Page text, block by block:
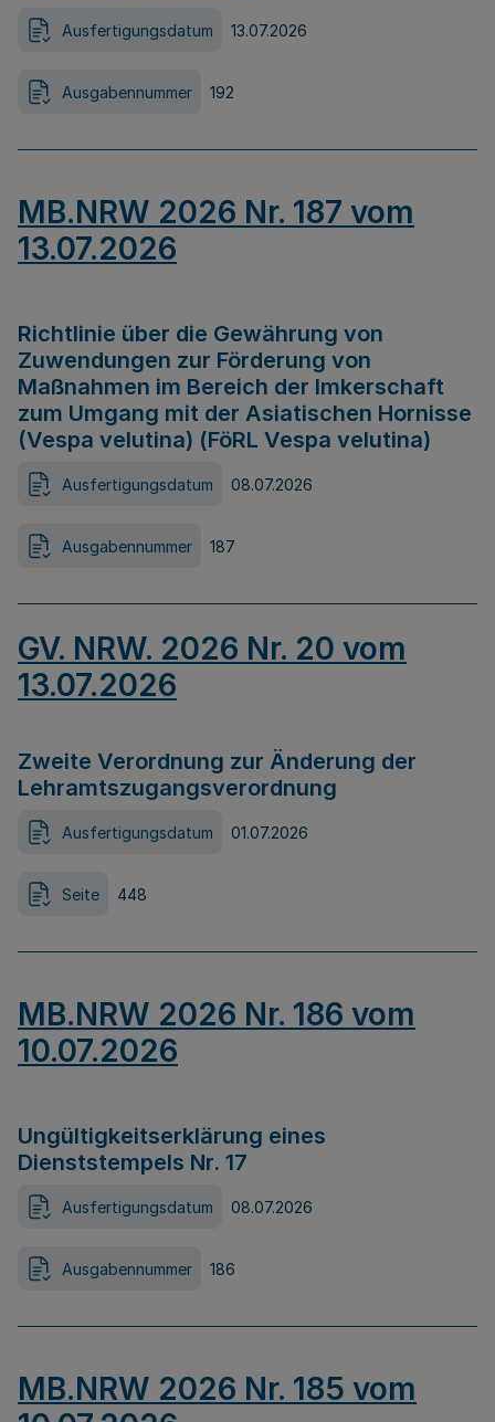
Ausfertigungsdatum 13.07.2026
Ausgabennummer 192
MB.NRW 2026 Nr. 187 vom
13.07.2026
Richtlinie über die Gewährung von
Zuwendungen zur Förderung von
Maßnahmen im Bereich der Imkerschaft
zum Umgang mit der Asiatischen Hornisse
(Vespa velutina) (FöRL Vespa velutina)
Ausfertigungsdatum 08.07.2026
Ausgabennummer 187
GV. NRW. 2026 Nr. 20 vom
13.07.2026
Zweite Verordnung zur Änderung der
Lehramtszugangsverordnung
Ausfertigungsdatum 01.07.2026
Seite 448
MB.NRW 2026 Nr. 186 vom
10.07.2026
Ungültigkeitserklärung eines
Dienststempels Nr. 17
Ausfertigungsdatum 08.07.2026
Ausgabennummer 186
MB.NRW 2026 Nr. 185 vom